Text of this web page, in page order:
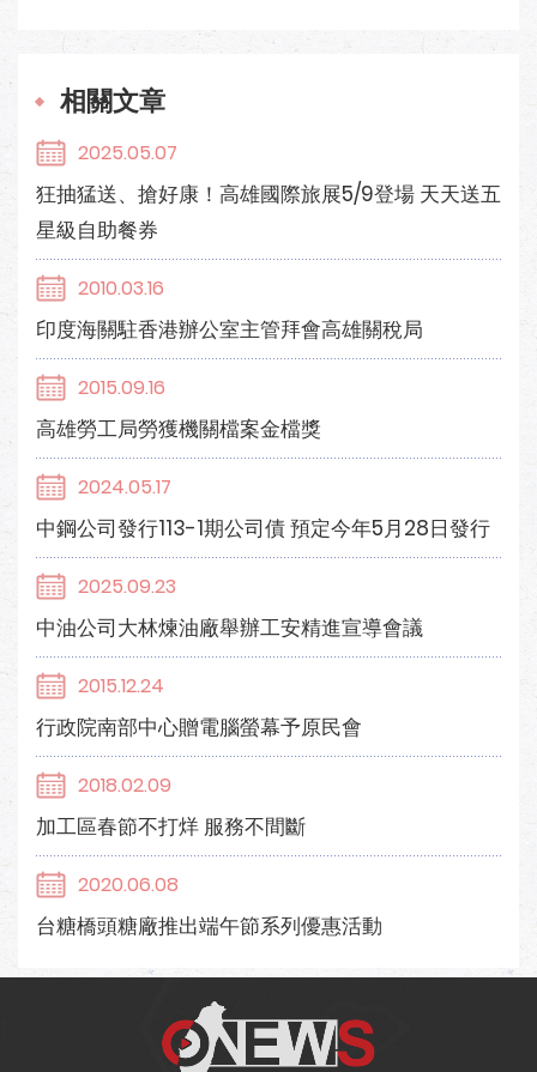
相關文章
2025.05.07
狂抽猛送、搶好康！高雄國際旅展5/9登場 天天送五
星級自助餐券
2010.03.16
印度海關駐香港辦公室主管拜會高雄關稅局
2015.09.16
高雄勞工局勞獲機關檔案金檔獎
2024.05.17
中鋼公司發行113-1期公司債 預定今年5月28日發行
2025.09.23
中油公司大林煉油廠舉辦工安精進宣導會議
2015.12.24
行政院南部中心贈電腦螢幕予原民會
2018.02.09
加工區春節不打烊 服務不間斷
2020.06.08
台糖橋頭糖廠推出端午節系列優惠活動